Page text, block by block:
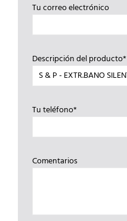
Tu correo electrónico
Descripción del producto*
Tu teléfono*
Comentarios